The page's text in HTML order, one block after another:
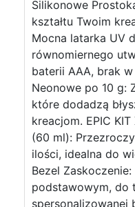
Silikonowe
kształtu Twoim
Mocna latarka UV
równomiernego
baterii AAA, brak
Neonowe po 10 g:
które dodadzą
kreacjom. EPIC
(60 ml):
ilości, idealna do
Bezel
podstawowym, do
spersonalizowanej